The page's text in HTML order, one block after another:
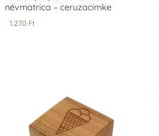
névmatrica – ceruzacímke
1.270 Ft